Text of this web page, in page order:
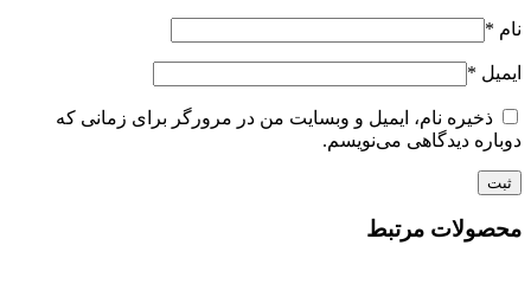
نام *
ایمیل *
ذخیره نام، ایمیل و وبسایت من در مرورگر برای زمانی که
دوباره دیدگاهی می‌نویسم.
محصولات مرتبط